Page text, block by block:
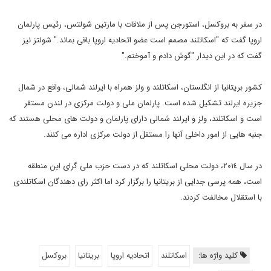
در سفر به بروکسل، استورجن پس از ملاقات با مارتین شولتس، رئیس پارلمان
اروپا گفت که "اسکاتلند مصمم است عضو اتحادیه اروپا باقی بماند." شولتز نیز
گفت که در این دیدار "گوش دادم و آموختم."
کشور بریتانیا از انگلستان، اسکاتلند و ولز همراه با ایرلند شمالی، واقع در شمال
جزیره ایرلند تشکیل شده است. پارلمان ملی و دولت مرکزی در لندن مستقر
است و اسکاتلند، ولز و ایرلند شمالی دارای پارلمان و دولت های محلی هستند که
جنبه هایی از امور داخلی آنها را مستقل از دولت مرکزی اداره می کنند.
در سال ٢٠١٤، دولت محلی اسکاتلند که در دست حزب ملی گرای این منطقه
است، همه پرسی جدایی از بریتانیا را برگزار کرد اما اکثر رای دهندگان اسکاتلندی
با استقلال مخالفت کردند.
کلید واژه ها: اسکاتلند اتحادیه اروپا بریتانیا
بروکسل